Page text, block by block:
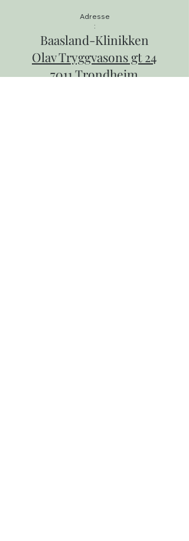
Adresse
:
Baasland-Klinikken
Olav Tryggvasons gt 24
7011 Trondheim